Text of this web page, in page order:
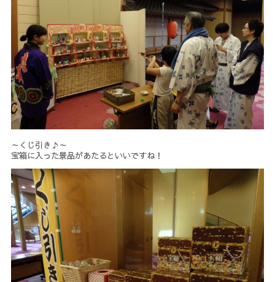
～くじ引き♪～
宝箱に入った景品があたるといいですね！